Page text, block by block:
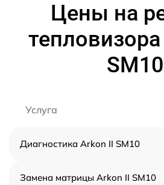
Цены на
SM10
Услуга
Диагностика Arkon II SM10
Замена матрицы Arkon II SM10